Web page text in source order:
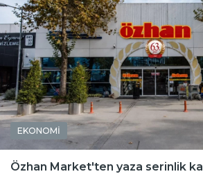
EKONOMİ
Özhan Market'ten yaza serinlik